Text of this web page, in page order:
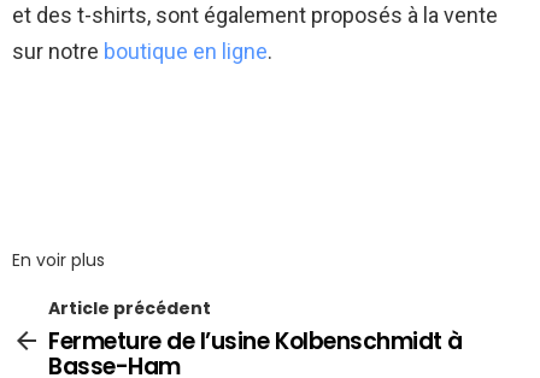
et des t-shirts, sont également proposés à la vente
sur notre boutique en ligne.
En voir plus
Article précédent
Fermeture de l’usine Kolbenschmidt à
Basse-Ham